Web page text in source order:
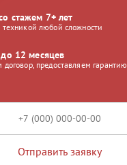
стажем 7+ лет
техникой любой сложности
до 12 месяцев
договор, предоставляем гарантию
Отправить заявку